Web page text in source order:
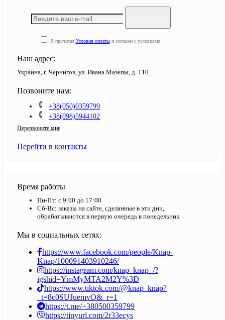
Я прочитал Условия оплатыи согласен с условиями
Наш адрес:
Украина, г. Чернигов, ул. Ивана Мазепы, д. 110
Позвоните нам:
+38(050)0359799
+38(098)5944102
Перезвоните мне
Перейти в контакты
Время работы
Пн-Пт: с 9:00 до 17:00
Сб-Вс: заказы на сайте, сделанные в эти дни,
обрабатываются в первую очередь в понедельник
Мы в социальных сетях:
https://www.facebook.com/people/Knap-
Knap/100091403910246/
https://instagram.com/knap_knap_/?
igshid=YmMyMTA2M2Y%3D
https://www.tiktok.com/@knap_knap?
_t=8c0SUJuemvO&_r=1
https://t.me/+380500359799
https://tinyurl.com/2r33ecys